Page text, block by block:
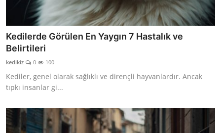
Kedilerde Görülen En Yaygın 7 Hastalık ve
Belirtileri
kedikiz 0 100
Kediler, genel olarak sağlıklı ve dirençli hayvanlardır. Ancak
tıpkı insanlar gi...